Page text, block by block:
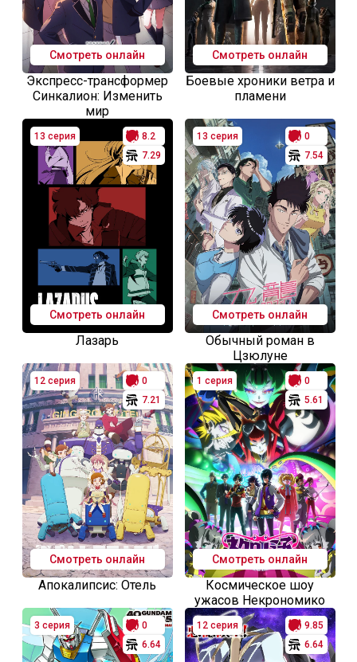
Смотреть онлайн
Экспресс-трансформер
Синкалион: Изменить
мир
Смотреть онлайн
Боевые хроники ветра и
пламени
13 серия
8.2
7.29
Смотреть онлайн
Лазарь
13 серия
0
7.54
Смотреть онлайн
Обычный роман в
Цзюлуне
12 серия
0
7.21
Смотреть онлайн
Апокалипсис: Отель
1 серия
0
5.61
Смотреть онлайн
Космическое шоу
ужасов Некрономико
3 серия
0
6.64
12 серия
9.85
6.64